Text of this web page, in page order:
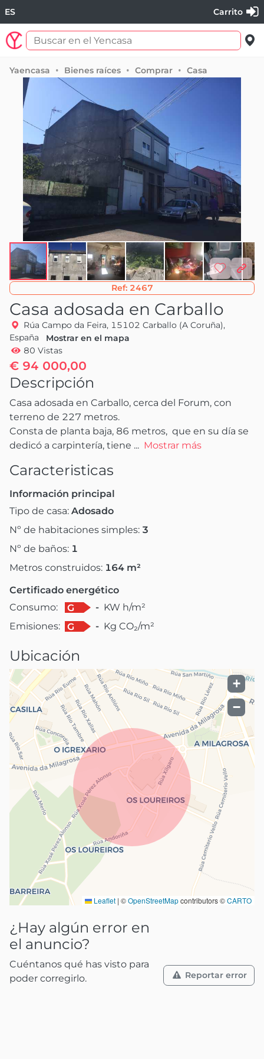
ES Carrito
Yaencasa Bienes raíces Comprar Casa
Ref: 2467
Casa adosada en Carballo
Rúa Campo da Feira, 15102 Carballo (A Coruña),
España
Mostrar en el mapa
80 Vistas
€ 94 000,00
Descripción
Casa adosada en Carballo, cerca del Forum, con
terreno de 227 metros.
Consta de planta baja, 86 metros,  que en su día se
dedicó a carpintería, tiene ... Mostrar más
Caracteristicas
Información principal
Tipo de casa: Adosado
Nº de habitaciones simples: 3
Nº de baños: 1
Metros construidos: 164 m²
Certificado energético
Consumo:
G - KW h/m²
Emisiones:
G - Kg CO₂/m²
Ubicación
+
−
Leaflet | ©OpenStreetMapcontributors ©CARTO
¿Hay algún error en
el anuncio?
Cuéntanos qué has visto para
poder corregirlo.
Reportar error